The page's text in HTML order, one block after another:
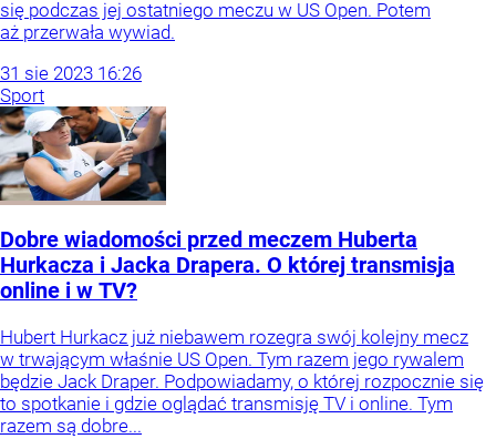
się podczas jej ostatniego meczu w US Open. Potem
aż przerwała wywiad.
31 sie 2023 16:26
Sport
Dobre wiadomości przed meczem Huberta
Hurkacza i Jacka Drapera. O której transmisja
online i w TV?
Hubert Hurkacz już niebawem rozegra swój kolejny mecz
w trwającym właśnie US Open. Tym razem jego rywalem
będzie Jack Draper. Podpowiadamy, o której rozpocznie się
to spotkanie i gdzie oglądać transmisję TV i online. Tym
razem są dobre...